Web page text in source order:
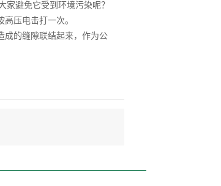
避免它受到环境污染呢？
压电击打一次。
的缝隙联结起来，作为公